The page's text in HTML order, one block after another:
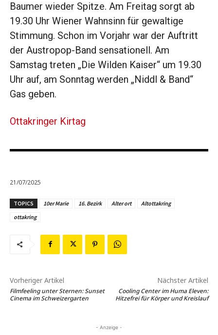
Baumer wieder Spitze. Am Freitag sorgt ab
19.30 Uhr Wiener Wahnsinn für gewaltige
Stimmung. Schon im Vorjahr war der Auftritt
der Austropop-Band sensationell. Am
Samstag treten „Die Wilden Kaiser“ um 19.30
Uhr auf, am Sonntag werden „Niddl & Band“
Gas geben.
Ottakringer Kirtag
21/07/2025
TOPICS 10er Marie 16. Bezirk Alter ort
Altottakring
ottakring
Vorheriger Artikel
Filmfeeling unter Sternen: Sunset
Cinema im Schweizergarten
Nächster Artikel
Cooling Center im Huma Eleven:
Hitzefrei für Körper und Kreislauf
- Anzeige -